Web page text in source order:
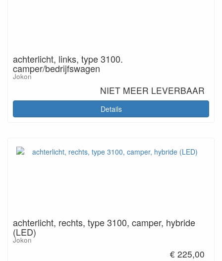
achterlicht, links, type 3100.
camper/bedrijfswagen
Jokon
NIET MEER LEVERBAAR
Details
achterlicht, rechts, type 3100, camper, hybride
(LED)
Jokon
€ 225,00